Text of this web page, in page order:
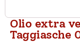
Olio extra
Taggiasche